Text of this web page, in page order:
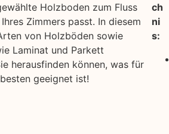
Holzboden zum Fluss
Zimmers passt. In diesem
von Holzböden sowie
Laminat und Parkett
herausfinden können, was für
geeignet ist!
ch
ni
s: